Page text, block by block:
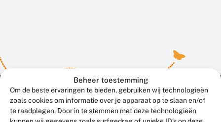
Beheer toestemming
Om de beste ervaringen te bieden, gebruiken wij technologieën
zoals cookies om informatie over je apparaat op te slaan en/of
te raadplegen. Door in te stemmen met deze technologieën
Meld waarnemingen© 2026 Vlinderstichting